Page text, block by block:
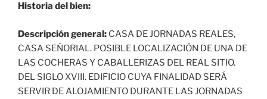
Historia del bien:
Descripción general: CASA DE JORNADAS REALES,
CASA SEÑORIAL. POSIBLE LOCALIZACIÓN DE UNA DE
LAS COCHERAS Y CABALLERIZAS DEL REAL SITIO.
DEL SIGLO XVIII. EDIFICIO CUYA FINALIDAD SERÁ
SERVIR DE ALOJAMIENTO DURANTE LAS JORNADAS